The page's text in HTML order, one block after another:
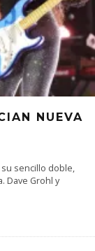
NUEVA
su sencillo doble,
Dave Grohl y